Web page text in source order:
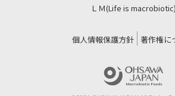
ＬＭ(Life is macrobiotic)
個人情報保護方針 著作権に